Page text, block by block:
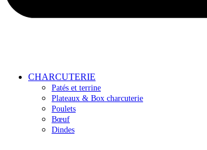
CHARCUTERIE
Patés et terrine
Plateaux & Box charcuterie
Poulets
Bœuf
Dindes